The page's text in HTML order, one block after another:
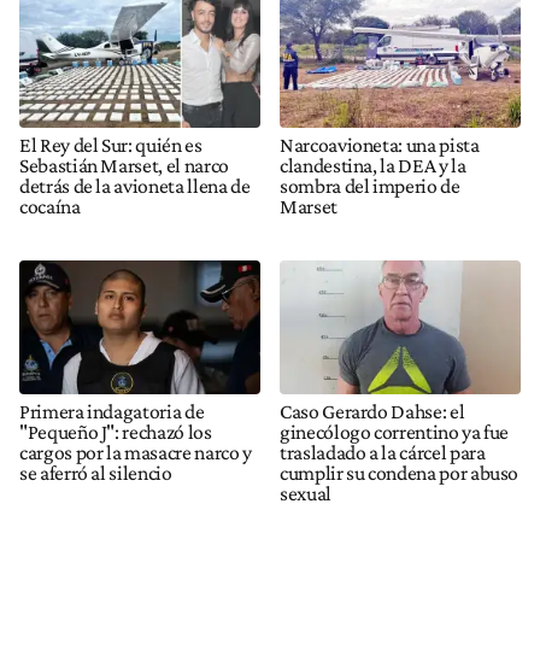
El Rey del Sur: quién es
Sebastián Marset, el narco
detrás de la avioneta llena de
cocaína
Narcoavioneta: una pista
clandestina, la DEA y la
sombra del imperio de
Marset
Primera indagatoria de
"Pequeño J": rechazó los
cargos por la masacre narco y
se aferró al silencio
Caso Gerardo Dahse: el
ginecólogo correntino ya fue
trasladado a la cárcel para
cumplir su condena por abuso
sexual